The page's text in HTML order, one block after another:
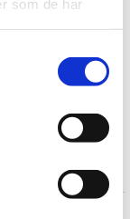
som de har